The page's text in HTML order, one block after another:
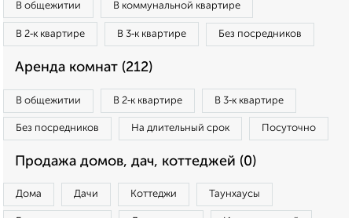
В общежитии В коммунальной квартире
В 2‑к квартире В 3‑к квартире Без посредников
Аренда комнат (212)
В общежитии В 2‑к квартире В 3‑к квартире
Без посредников На длительный срок Посуточно
Продажа домов, дач, коттеджей (0)
Дома Дачи Коттеджи Таунхаусы